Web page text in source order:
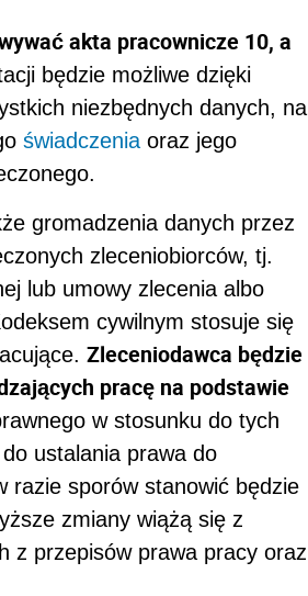
akta pracownicze 10, a
będzie możliwe dzięki
niezbędnych danych, na
świadczenia oraz jego
gromadzenia danych przez
zleceniobiorców, tj.
lub umowy zlecenia albo
cywilnym stosuje się
Zleceniodawca będzie
pracę na podstawie
w stosunku do tych
ustalania prawa do
razie sporów stanowić będzie
zmiany wiążą się z
z przepisów prawa pracy oraz